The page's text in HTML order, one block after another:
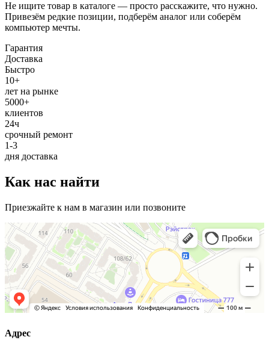
Не ищите товар в каталоге — просто расскажите, что нужно.
Привезём редкие позиции, подберём аналог или соберём
компьютер мечты.
Гарантия
Доставка
Быстро
10+
лет на рынке
5000+
клиентов
24ч
срочный ремонт
1-3
дня доставка
Как нас найти
Приезжайте к нам в магазин или позвоните
Адрес